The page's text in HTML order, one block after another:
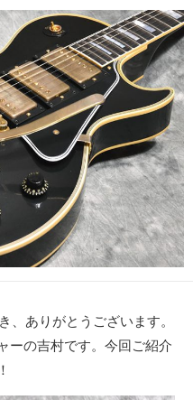
、ありがとうございます。
ーの吉村です。今回ご紹介